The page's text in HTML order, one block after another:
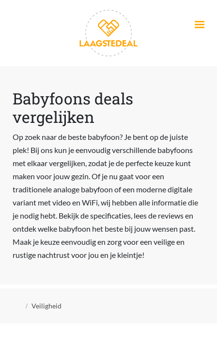
Babyfoons deals
vergelijken
Op zoek naar de beste babyfoon? Je bent op de juiste
plek! Bij ons kun je eenvoudig verschillende babyfoons
met elkaar vergelijken, zodat je de perfecte keuze kunt
maken voor jouw gezin. Of je nu gaat voor een
traditionele analoge babyfoon of een moderne digitale
variant met video en WiFi, wij hebben alle informatie die
je nodig hebt. Bekijk de specificaties, lees de reviews en
ontdek welke babyfoon het beste bij jouw wensen past.
Maak je keuze eenvoudig en zorg voor een veilige en
rustige nachtrust voor jou en je kleintje!
Kruimelpad
Veiligheid